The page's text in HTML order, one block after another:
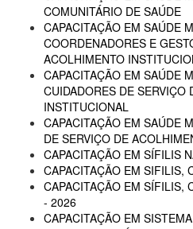
COMUNITÁRIO DE SAÚDE
CAPACITAÇÃO EM SAÚDE
COORDENADORES E
ACOLHIMENTO
CAPACITAÇÃO EM SAÚDE
CUIDADORES DE SERVIÇO
INSTITUCIONAL
CAPACITAÇÃO EM SAÚDE
DE SERVIÇO DE
CAPACITAÇÃO EM SÍFILIS
CAPACITAÇÃO EM SIFILIS,
CAPACITAÇÃO EM SÍFILIS,
- 2026
CAPACITAÇÃO EM